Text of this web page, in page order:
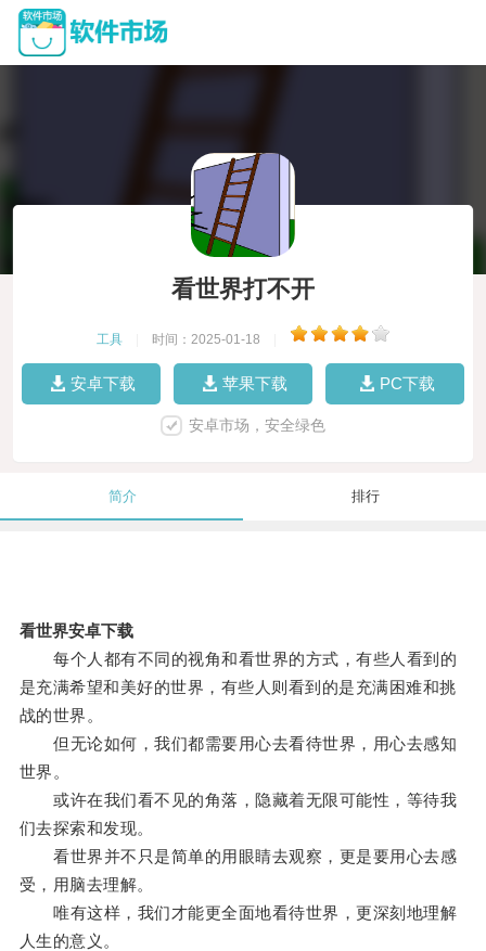
看世界打不开
工具 时间：2025-01-18
安卓下载 苹果下载 PC下载
安卓市场，安全绿色
简介 排行
看世界安卓下载
每个人都有不同的视角和看世界的方式，有些人看到的
是充满希望和美好的世界，有些人则看到的是充满困难和挑
战的世界。
但无论如何，我们都需要用心去看待世界，用心去感知
世界。
或许在我们看不见的角落，隐藏着无限可能性，等待我
们去探索和发现。
看世界并不只是简单的用眼睛去观察，更是要用心去感
受，用脑去理解。
唯有这样，我们才能更全面地看待世界，更深刻地理解
人生的意义。